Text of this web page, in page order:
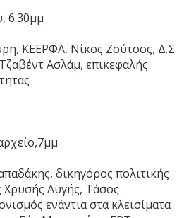
6.30μμ
ΚΕΕΡΦΑ, Νίκος Ζούτσος, Δ.Σ
Ασλάμ, επικεφαλής
δικηγόρος πολιτικής
Χρυσής Αυγής, Τάσος
ενάντια στα κλεισίματα